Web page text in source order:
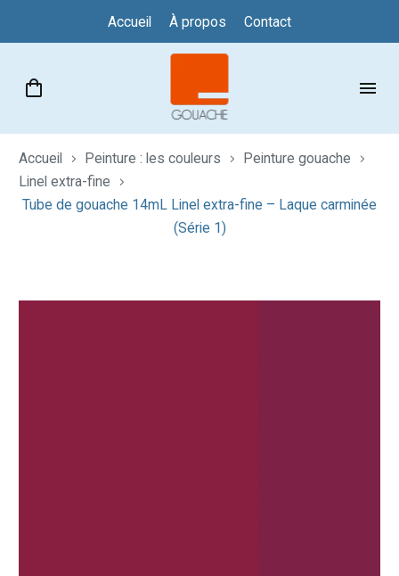
Accueil À propos Contact
Accueil Peinture : les couleurs
Peinture gouache
Linel extra-fine
Tube de gouache 14mL Linel extra-fine – Laque carminée
(Série 1)